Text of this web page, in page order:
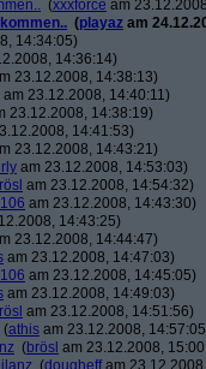
(xxxforce am
(playaz am
14:34:05)
14:36:14)
23.12.2008, 14:38:13)
am 23.12.2008, 14:40:11)
23.12.2008, 14:38:19)
14:41:53)
23.12.2008, 14:43:21)
am 23.12.2008, 14:53:03)
am 23.12.2008, 14:54:32)
am 23.12.2008, 14:43:30)
14:43:25)
23.12.2008, 14:44:47)
am 23.12.2008, 14:47:03)
am 23.12.2008, 14:45:05)
am 23.12.2008, 14:49:03)
am 23.12.2008, 14:51:56)
(athis am 23.12.2008,
(brösl am 23.12.2008,
(dougheffam